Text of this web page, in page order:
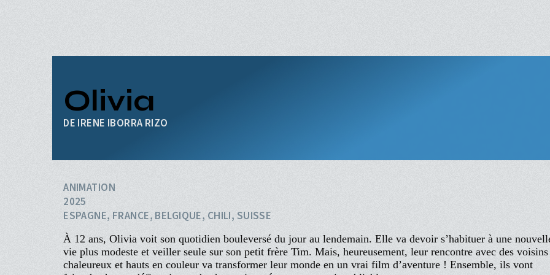
Navigation
principale
ACCUEIL
ÉVÉNEMENTS
CINÉ-CLUBS
INFOS PRATIQUES
Olivia
IRENE IBORRA RIZO
ANIMATION
2025
ESPAGNE, FRANCE, BELGIQUE, CHILI, SUISSE
À 12 ans, Olivia voit son quotidien bouleversé du jour au lendemain. Elle va devoir s’habituer à une
vie plus modeste et veiller seule sur son petit frère Tim. Mais, heureusement, leur rencontre avec des voisins
chaleureux et hauts en couleur va transformer leur monde en un vrai film d’aventure ! Ensemble, ils vont